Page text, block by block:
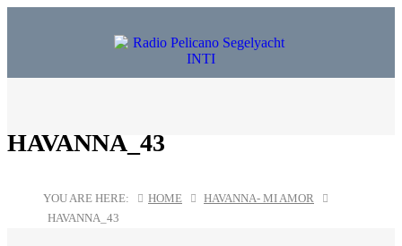
HAVANNA_43
YOU ARE HERE: HOME
HAVANNA- MI AMOR
HAVANNA_43